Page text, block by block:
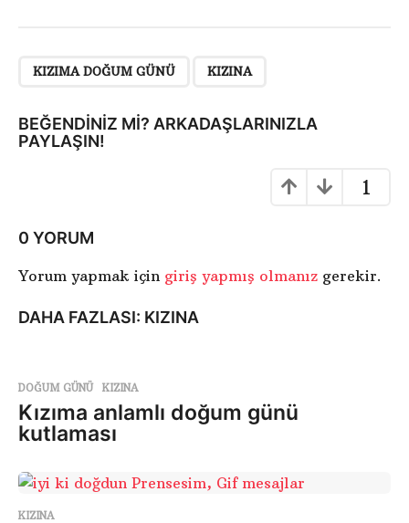
S
a
l
a
m
a
KIZIMA DOĞUM GÜNÜ KIZINA
BEĞENDINIZ MI? ARKADAŞLARINIZLA
PAYLAŞIN!
1
0 YORUM
Yorum yapmak için giriş yapmış olmanız gerekir.
DAHA FAZLASI: KIZINA
DOĞUM GÜNÜ ,KIZINA
Kızıma anlamlı doğum günü
kutlaması
KIZINA